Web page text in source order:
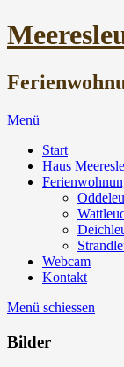
Menü
Start
Haus
Webcam
Kontakt
Menü schiessen
Bilder